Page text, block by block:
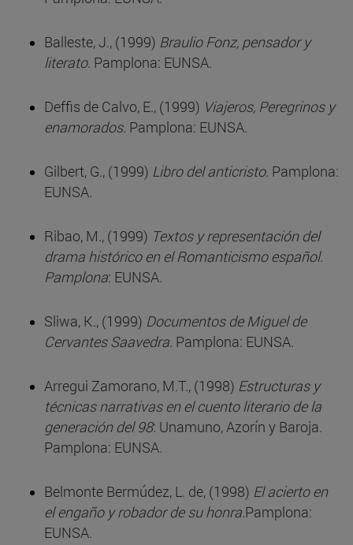
Balleste, J., (1999) Braulio Fonz, pensador y
literato. Pamplona: EUNSA.
Deffis de Calvo, E., (1999) Viajeros, Peregrinos y
enamorados. Pamplona: EUNSA.
Gilbert, G., (1999) Libro del anticristo. Pamplona:
EUNSA.
Ribao, M., (1999) Textos y representación del
drama histórico en el Romanticismo español.
Pamplona: EUNSA.
Sliwa, K., (1999) Documentos de Miguel de
Cervantes Saavedra. Pamplona: EUNSA.
Arregui Zamorano, M.T., (1998) Estructuras y
técnicas narrativas en el cuento literario de la
generación del 98: Unamuno, Azorín y Baroja.
Pamplona: EUNSA.
Belmonte Bermúdez, L. de, (1998) El acierto en
el engaño y robador de su honra.Pamplona:
EUNSA.